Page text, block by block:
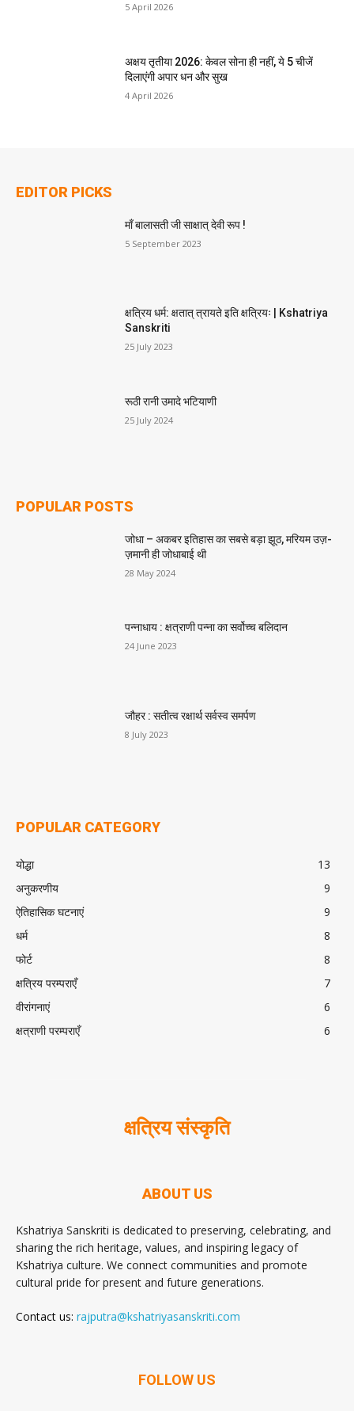
5 April 2026
अक्षय तृतीया 2026: केवल सोना ही नहीं, ये 5 चीजें
दिलाएंगी अपार धन और सुख
4 April 2026
EDITOR PICKS
माँ बालासती जी साक्षात् देवी रूप !
5 September 2023
क्षत्रिय धर्म: क्षतात् त्रायते इति क्षत्रियः | Kshatriya
Sanskriti
25 July 2023
रूठी रानी उमादे भटियाणी
25 July 2024
POPULAR POSTS
जोधा – अकबर इतिहास का सबसे बड़ा झूठ, मरियम उज़-
ज़मानी ही जोधाबाई थी
28 May 2024
पन्नाधाय : क्षत्राणी पन्ना का सर्वोच्च बलिदान
24 June 2023
जौहर : सतीत्व रक्षार्थ सर्वस्व समर्पण
8 July 2023
POPULAR CATEGORY
योद्धा
13
अनुकरणीय
9
ऐतिहासिक घटनाएं
9
धर्म
8
फोर्ट
8
क्षत्रिय परम्पराएँ
7
वीरांगनाएं
6
क्षत्राणी परम्पराएँ
6
क्षत्रिय संस्कृति
ABOUT US
Kshatriya Sanskriti is dedicated to preserving, celebrating, and
sharing the rich heritage, values, and inspiring legacy of
Kshatriya culture. We connect communities and promote
cultural pride for present and future generations.
Contact us: rajputra@kshatriyasanskriti.com
FOLLOW US